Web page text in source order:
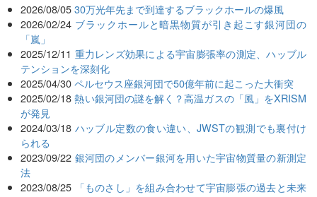
2026/08/05 30万光年先まで到達するブラックホールの爆風
2026/02/24 ブラックホールと暗黒物質が引き起こす銀河団の
「嵐」
2025/12/11 重力レンズ効果による宇宙膨張率の測定、ハッブル
テンションを深刻化
2025/04/30 ペルセウス座銀河団で50億年前に起こった大衝突
2025/02/18 熱い銀河団の謎を解く？高温ガスの「風」をXRISM
が発見
2024/03/18 ハッブル定数の食い違い、JWSTの観測でも裏付け
られる
2023/09/22 銀河団のメンバー銀河を用いた宇宙物質量の新測定
法
2023/08/25
「ものさし」を組み合わせて宇宙膨張の過去と未来